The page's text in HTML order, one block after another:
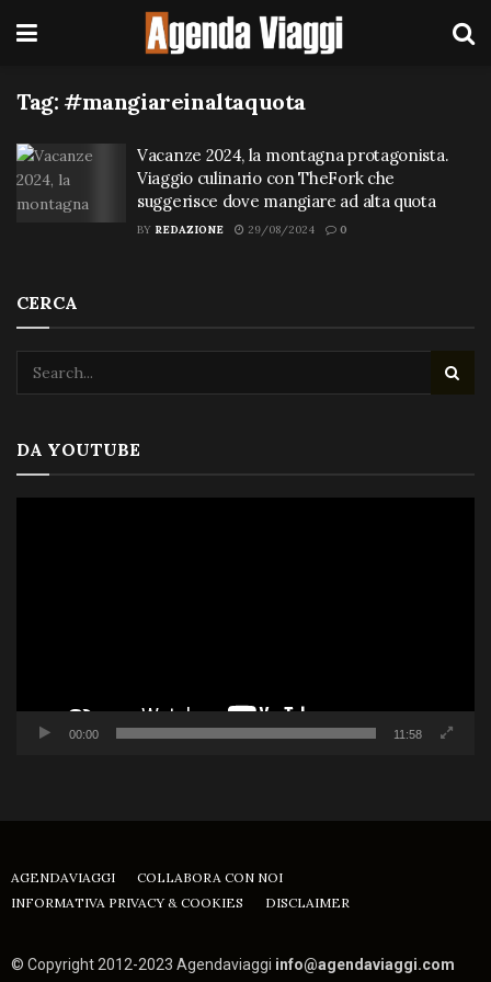
Tag: #mangiareinaltaquota
Vacanze 2024, la montagna protagonista.
Viaggio culinario con TheFork che
suggerisce dove mangiare ad alta quota
BY REDAZIONE 29/08/2024 0
CERCA
DA YOUTUBE
00:00 11:58
AGENDAVIAGGI
COLLABORA CON NOI
INFORMATIVA PRIVACY & COOKIES
DISCLAIMER
© Copyright 2012-2023 Agendaviaggi info@agendaviaggi.com